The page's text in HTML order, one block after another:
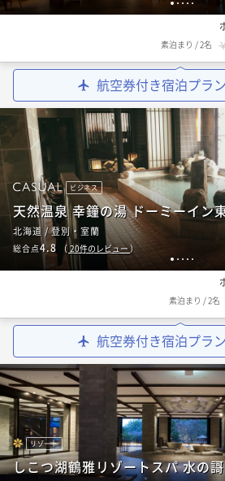
1 2 3 4 5
素泊まり /2名
航空券付き宿泊プラ
1 2 3 4 5
ビジネス
天然温泉 幸鐘の湯 ドーミーイン
北海道 / 登別・室蘭
総合点4.8 （20件のレビュー）
素泊まり /2名
航空券付き宿泊プラ
リゾート
しこつ湖鶴雅リゾートスパ 水の謌